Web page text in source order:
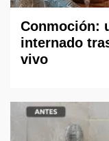
Conmoción:
internado
vivo